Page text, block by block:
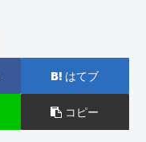
はてブ
コピー